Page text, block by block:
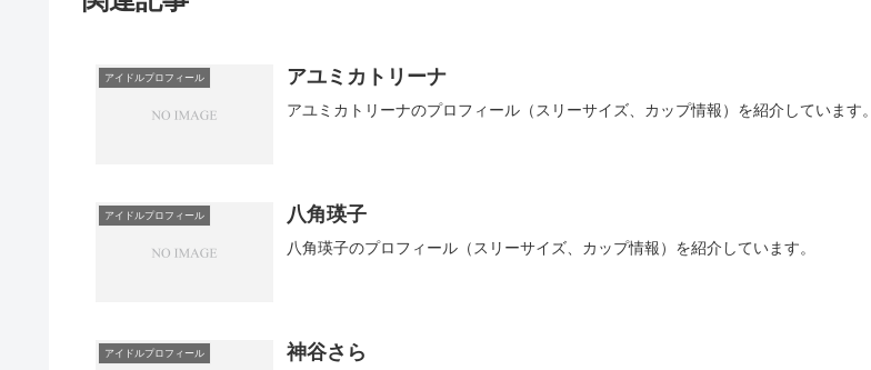
アイドルプロフィール アユミカトリーナ
アユミカトリーナのプロフィール（スリーサイズ、カップ情報）を紹介しています。
アイドルプロフィール 八角瑛子
八角瑛子のプロフィール（スリーサイズ、カップ情報）を紹介しています。
アイドルプロフィール 神谷さら